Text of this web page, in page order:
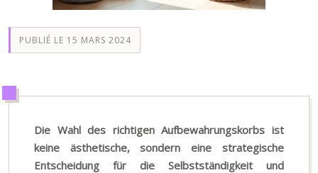
PUBLIÉ LE 15 MARS 2024
Die Wahl des richtigen Aufbewahrungskorbs ist
keine ästhetische, sondern eine strategische
Entscheidung für die Selbstständigkeit und